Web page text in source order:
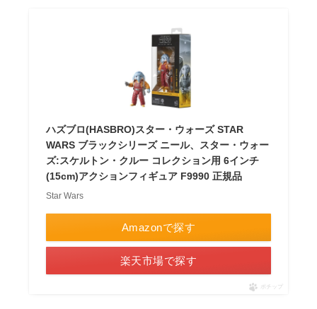
ハズブロ(HASBRO)スター・ウォーズ STAR
WARS ブラックシリーズ ニール、スター・ウォー
ズ:スケルトン・クルー コレクション用 6インチ
(15cm)アクションフィギュア F9990 正規品
Star Wars
Amazonで探す
楽天市場で探す
ポチップ